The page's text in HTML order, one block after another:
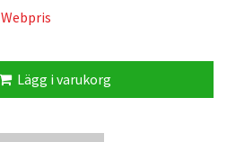
Webpris
Lägg i varukorg